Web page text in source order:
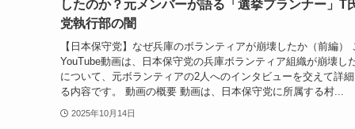
したのか？元メンバーが語る「選挙プランナー」T
党執行部の闇
【日本保守党】なぜ兵庫のボランティアが崩壊したか（前編）
YouTube動画は、日本保守党の兵庫ボランティア組織が崩壊し
について、元ボランティアの2人へのインタビューを交えて詳
る内容です。 動画の概要 動画は、日本保守党に所属する村...
2025年10月14日